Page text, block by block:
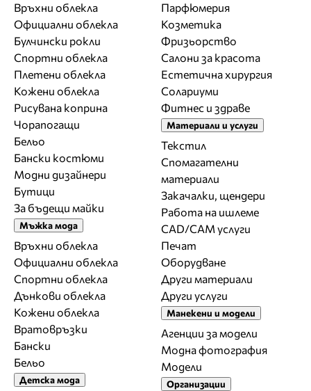
Връхни облекла
Официални облекла
Булчински рокли
Спортни облекла
Плетени облекла
Кожени облекла
Рисувана коприна
Чорапогащи
Бельо
Бански костюми
Модни дизайнери
Бутици
За бъдещи майки
Мъжка мода
Връхни облекла
Официални облекла
Спортни облекла
Дънкови облекла
Кожени облекла
Вратовръзки
Бански
Бельо
Детска мода
Парфюмерия
Козметика
Фризьорство
Салони за красота
Естетична хирургия
Солариуми
Фитнес и здраве
Материали и услуги
Текстил
Спомагателни
материали
Закачалки, щендери
Работа на ишлеме
CAD/CAM услуги
Печат
Оборудване
Други материали
Други услуги
Манекени и модели
Агенции за модели
Модна фотография
Модели
Организации